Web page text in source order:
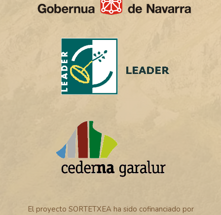
El proyecto SORTETXEA ha sido cofinanciado por